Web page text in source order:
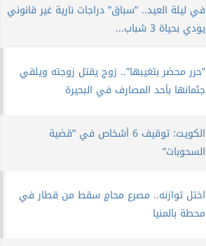
في ليلة العيد.. ”سباق” دراجات نارية غير قانوني
يودي بحياة 3 شباب...
”حرر محضر بتغيبها”.. زوج يقتل زوجته ويلقي
جثمانها بأحد المصارف في البحيرة
الكويت: توقيف 6 أشخاص في ”قضية
السحوبات”
اختل توازنه.. مصرع محامٍ سقط من قطار في
محطة بالمنيا